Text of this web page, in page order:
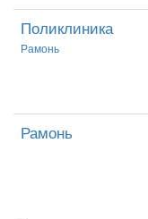
Поликлиника
Рамонь
Рамонь